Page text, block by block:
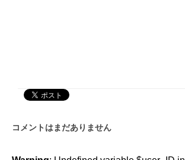
コメントはまだありません